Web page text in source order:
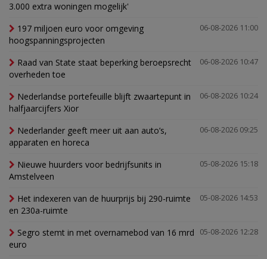
3.000 extra woningen mogelijk'
06-08-2026 11:00
197 miljoen euro voor omgeving
hoogspanningsprojecten
06-08-2026 10:47
Raad van State staat beperking beroepsrecht
overheden toe
06-08-2026 10:24
Nederlandse portefeuille blijft zwaartepunt in
halfjaarcijfers Xior
06-08-2026 09:25
Nederlander geeft meer uit aan auto’s,
apparaten en horeca
05-08-2026 15:18
Nieuwe huurders voor bedrijfsunits in
Amstelveen
05-08-2026 14:53
Het indexeren van de huurprijs bij 290-ruimte
en 230a-ruimte
05-08-2026 12:28
Segro stemt in met overnamebod van 16 mrd
euro